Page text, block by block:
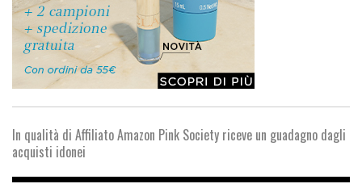
In qualità di Affiliato Amazon Pink Society riceve un guadagno dagli
acquisti idonei